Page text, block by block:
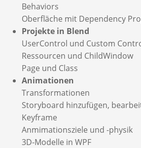
Behaviors
Oberfläche mit Dependency
Projekte in Blend
UserControl und Custom
Ressourcen und ChildWindow
Page und Class
Animationen
Transformationen
Storyboard hinzufügen,
Keyframe
Anmimationsziele und -physik
3D-Modelle in WPF